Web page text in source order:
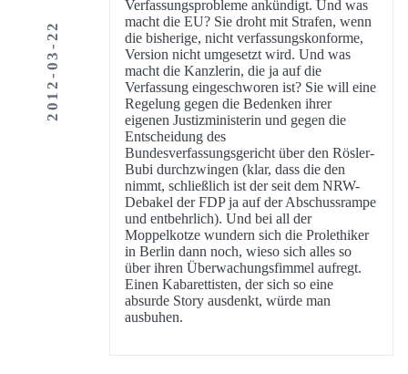
2012-03-22
Verfassungsprobleme ankündigt. Und was
macht die EU? Sie droht mit Strafen, wenn
die bisherige, nicht verfassungskonforme,
Version nicht umgesetzt wird. Und was
macht die Kanzlerin, die ja auf die
Verfassung eingeschworen ist? Sie will eine
Regelung gegen die Bedenken ihrer
eigenen Justizministerin und gegen die
Entscheidung des
Bundesverfassungsgericht über den Rösler-
Bubi durchzwingen (klar, dass die den
nimmt, schließlich ist der seit dem NRW-
Debakel der FDP ja auf der Abschussrampe
und entbehrlich). Und bei all der
Moppelkotze wundern sich die Prolethiker
in Berlin dann noch, wieso sich alles so
über ihren Überwachungsfimmel aufregt.
Einen Kabarettisten, der sich so eine
absurde Story ausdenkt, würde man
ausbuhen.